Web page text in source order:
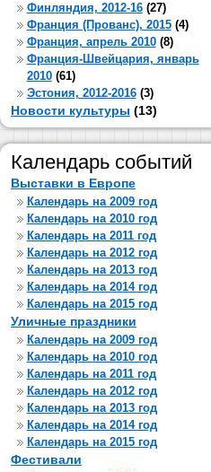
Финляндия, 2012-16(27)
Франция (Прованс), 2015(4)
Франция, апрель 2010(8)
Франция-Швейцария, январь
2010(61)
Эстония, 2012-2016(3)
Новости культуры (13)
Календарь событий
Выставки в Европе
Календарь на 2009 год
Календарь на 2010 год
Календарь на 2011 год
Календарь на 2012 год
Календарь на 2013 год
Календарь на 2014 год
Календарь на 2015 год
Уличные праздники
Календарь на 2009 год
Календарь на 2010 год
Календарь на 2011 год
Календарь на 2012 год
Календарь на 2013 год
Календарь на 2014 год
Календарь на 2015 год
Фестивали